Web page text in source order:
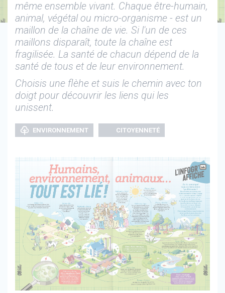
même ensemble vivant. Chaque être-humain,
animal, végétal ou micro-organisme - est un
maillon de la chaîne de vie. Si l'un de ces
maillons disparaît, toute la chaîne est
fragilisée. La santé de chacun dépend de la
santé de tous et de leur environnement.
Choisis une flèhe et suis le chemin avec ton
doigt pour découvrir les liens qui les
unissent.
ENVIRONNEMENT CITOYENNETÉ